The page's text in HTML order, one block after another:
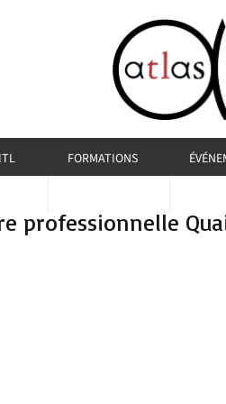
FORMATIONS
professionnelle